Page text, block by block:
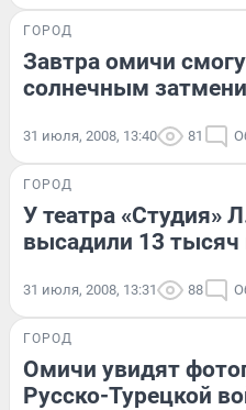
ГОРОД
Завтра омичи
солнечным
31 июля, 2008, 13:40 81
ГОРОД
У театра «Студия»
высадили 13 тысяч
31 июля, 2008, 13:31 88
ГОРОД
Омичи увидят
Русско-Турецкой